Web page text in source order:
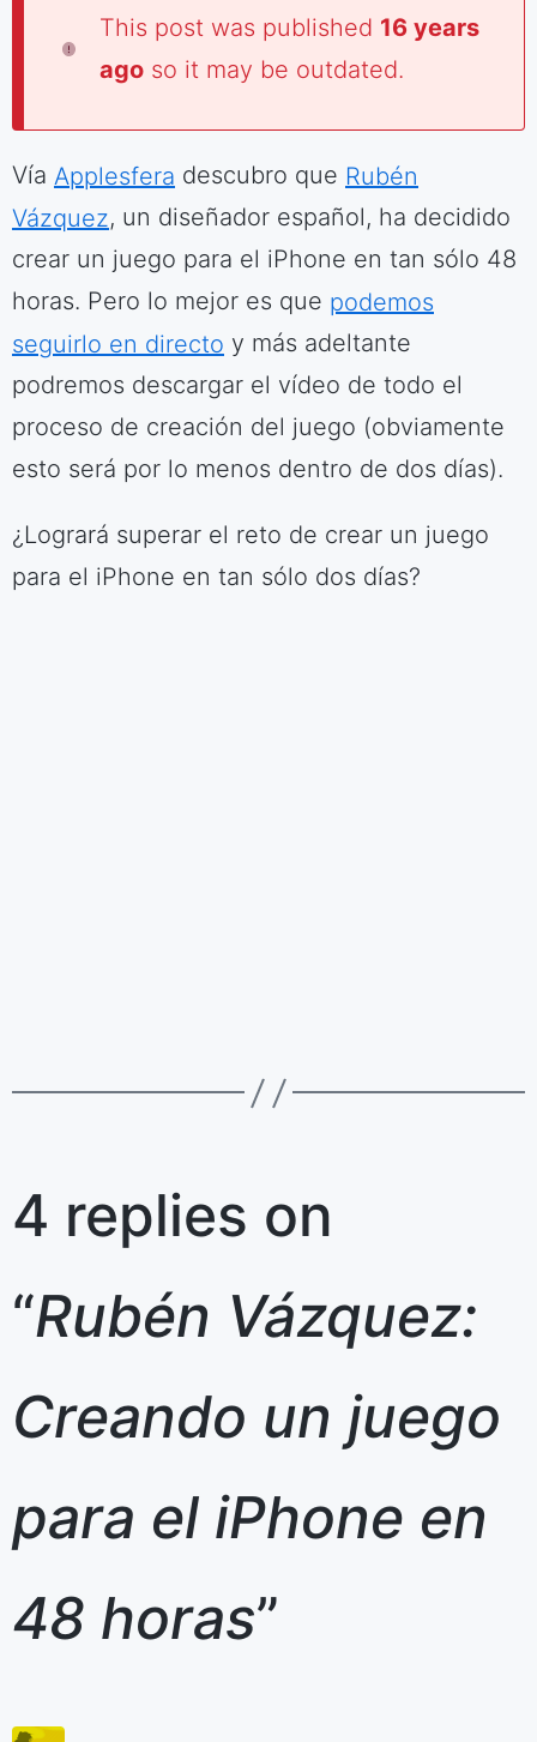
This post was published 16 years
ago so it may be outdated.
Vía Applesfera descubro que Rubén
Vázquez, un diseñador español, ha decidido
crear un juego para el iPhone en tan sólo 48
horas. Pero lo mejor es que podemos
seguirlo en directo y más adeltante
podremos descargar el vídeo de todo el
proceso de creación del juego (obviamente
esto será por lo menos dentro de dos días).
¿Logrará superar el reto de crear un juego
para el iPhone en tan sólo dos días?
4 replies on
“Rubén Vázquez:
Creando un juego
para el iPhone en
48 horas”